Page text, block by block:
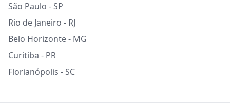
São Paulo - SP
Rio de Janeiro - RJ
Belo Horizonte - MG
Curitiba - PR
Florianópolis - SC